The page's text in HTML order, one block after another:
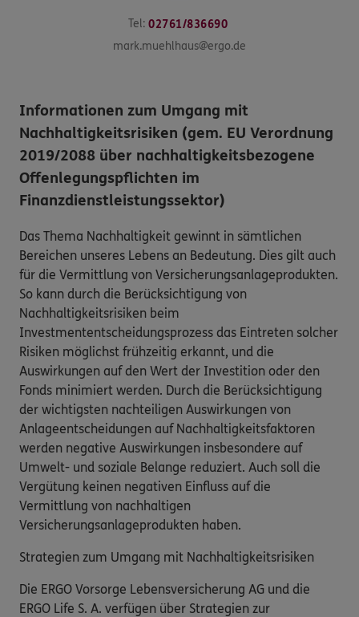
Tel: 02761/836690
mark.muehlhaus@ergo.de
Informationen zum Umgang mit
Nachhaltigkeitsrisiken (gem. EU Verordnung
2019/2088 über nachhaltigkeitsbezogene
Offenlegungspflichten im
Finanzdienstleistungssektor)
Das Thema Nachhaltigkeit gewinnt in sämtlichen
Bereichen unseres Lebens an Bedeutung. Dies gilt auch
für die Vermittlung von Versicherungsanlageprodukten.
So kann durch die Berücksichtigung von
Nachhaltigkeitsrisiken beim
Investmententscheidungsprozess das Eintreten solcher
Risiken möglichst frühzeitig erkannt, und die
Auswirkungen auf den Wert der Investition oder den
Fonds minimiert werden. Durch die Berücksichtigung
der wichtigsten nachteiligen Auswirkungen von
Anlageentscheidungen auf Nachhaltigkeitsfaktoren
werden negative Auswirkungen insbesondere auf
Umwelt- und soziale Belange reduziert. Auch soll die
Vergütung keinen negativen Einfluss auf die
Vermittlung von nachhaltigen
Versicherungsanlageprodukten haben.
Strategien zum Umgang mit Nachhaltigkeitsrisiken
Die ERGO Vorsorge Lebensversicherung AG und die
ERGO Life S. A. verfügen über Strategien zur